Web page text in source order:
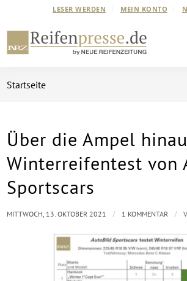
LESER WERDEN MEIN KONTO
Startseite
Über die Ampel
Winterreifentest von
Sportscars
MITTWOCH, 13. OKTOBER 2021 / 1 KOMMENTAR /